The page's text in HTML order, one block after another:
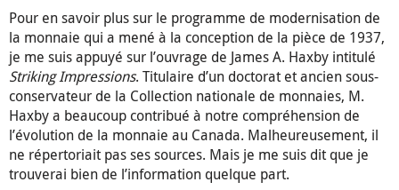
Pour en savoir plus sur le programme de modernisation de
la monnaie qui a mené à la conception de la pièce de 1937,
je me suis appuyé sur l’ouvrage de James A. Haxby intitulé
Striking Impressions. Titulaire d’un doctorat et ancien sous-
conservateur de la Collection nationale de monnaies, M.
Haxby a beaucoup contribué à notre compréhension de
l’évolution de la monnaie au Canada. Malheureusement, il
ne répertoriait pas ses sources. Mais je me suis dit que je
trouverai bien de l’information quelque part.